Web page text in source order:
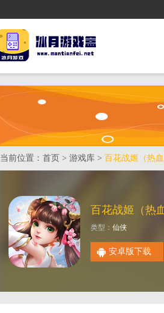
首页 找游戏
当前位置： 首页 > 游戏库 > 百花战姬（热
百花战姬（热
类型： 仙侠
安卓版下载